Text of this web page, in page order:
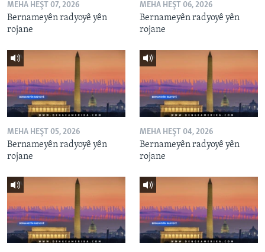
MEHA HEŞT 07, 2026
Bernameyên radyoyê yên
rojane
MEHA HEŞT 06, 2026
Bernameyên radyoyê yên
rojane
MEHA HEŞT 05, 2026
Bernameyên radyoyê yên
rojane
MEHA HEŞT 04, 2026
Bernameyên radyoyê yên
rojane